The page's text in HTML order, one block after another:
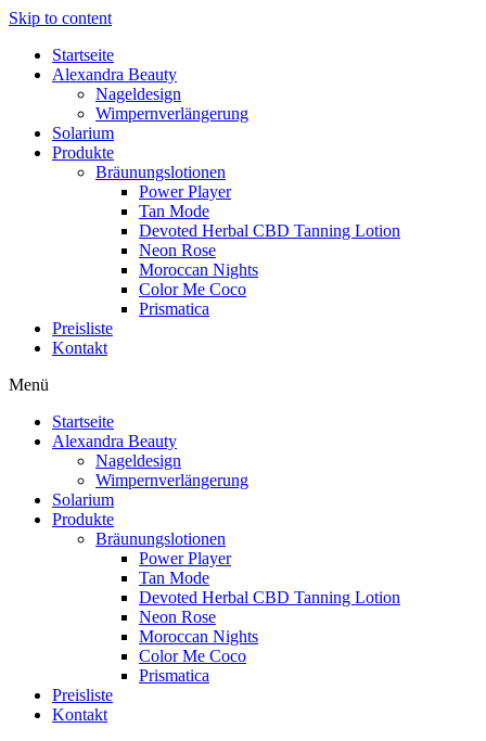
Skip to content
Startseite
Alexandra Beauty
Nageldesign
Wimpernverlängerung
Solarium
Produkte
Bräunungslotionen
Power Player
Tan Mode
Devoted Herbal CBD Tanning Lotion
Neon Rose
Moroccan Nights
Color Me Coco
Prismatica
Preisliste
Kontakt
Menü
Startseite
Alexandra Beauty
Nageldesign
Wimpernverlängerung
Solarium
Produkte
Bräunungslotionen
Power Player
Tan Mode
Devoted Herbal CBD Tanning Lotion
Neon Rose
Moroccan Nights
Color Me Coco
Prismatica
Preisliste
Kontakt